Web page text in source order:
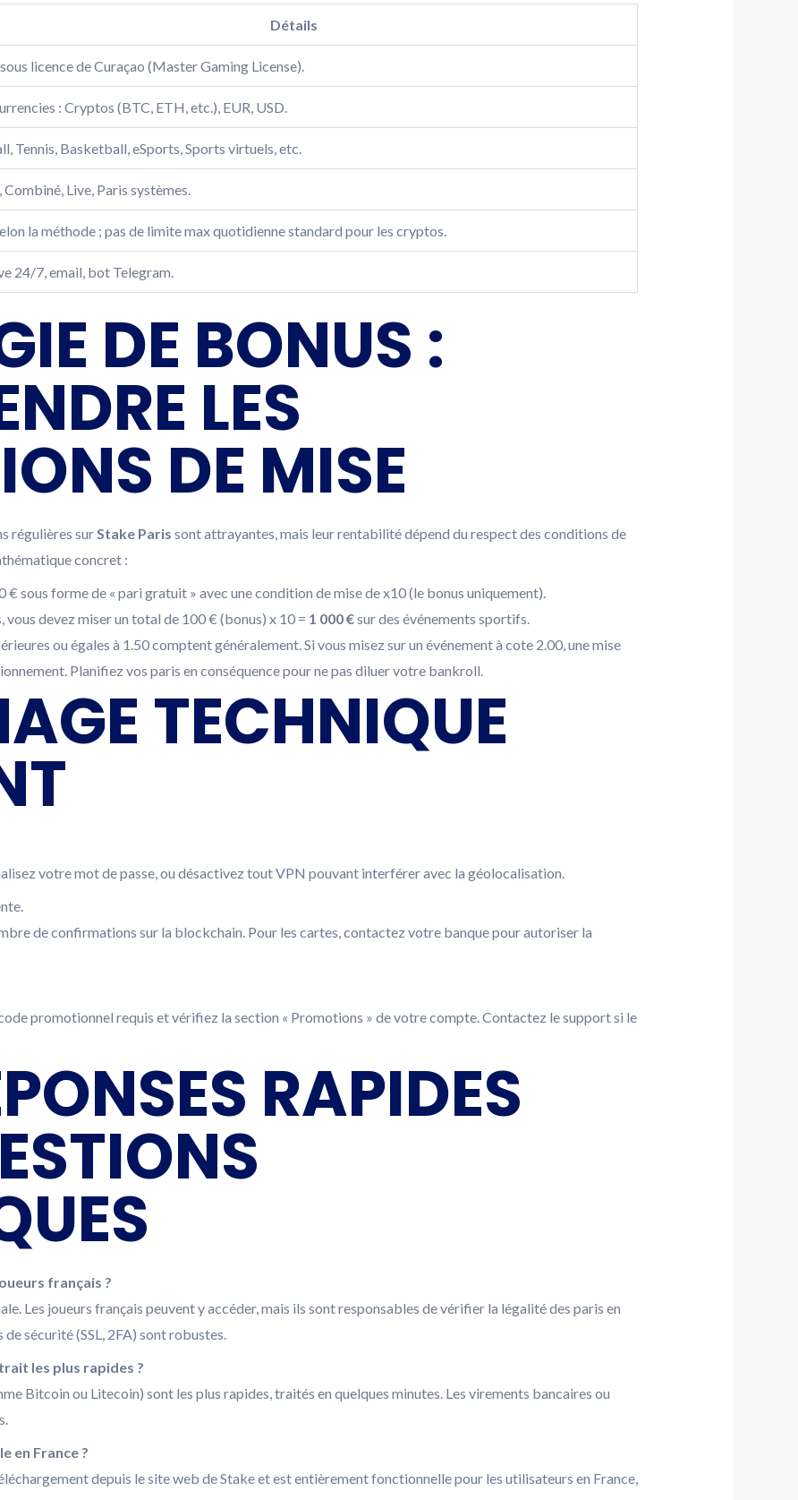
Détails
licence de Curaçao (Master Gaming License).
: Cryptos (BTC, ETH, etc.), EUR, USD.
Tennis, Basketball, eSports, Sports virtuels, etc.
Combiné, Live, Paris systèmes.
la méthode ; pas de limite max quotidienne standard pour les cryptos.
24/7, email, bot Telegram.
DE BONUS :
LES
DE MISE
régulières surStake Paris sont attrayantes, mais leur rentabilité dépend du respect des conditions de
concret :
€ sous forme de « pari gratuit » avec une condition de mise de x10 (le bonus uniquement).
devez miser un total de 100 € (bonus) x 10 = 1 000 €sur des événements sportifs.
ou égales à 1.50 comptent généralement. Si vous misez sur un événement à cote 2.00, une mise
Planifiez vos paris en conséquence pour ne pas diluer votre bankroll.
TECHNIQUE
votre mot de passe, ou désactivez tout VPN pouvant interférer avec la géolocalisation.
de confirmations sur la blockchain. Pour les cartes, contactez votre banque pour autoriser la
promotionnel requis et vérifiez la section « Promotions » de votre compte. Contactez le support si le
RAPIDES
français ?
Les joueurs français peuvent y accéder, mais ils sont responsables de vérifier la légalité des paris en
sécurité (SSL, 2FA) sont robustes.
les plus rapides ?
Bitcoin ou Litecoin) sont les plus rapides, traités en quelques minutes. Les virements bancaires ou
en France ?
depuis le site web de Stake et est entièrement fonctionnelle pour les utilisateurs en France,